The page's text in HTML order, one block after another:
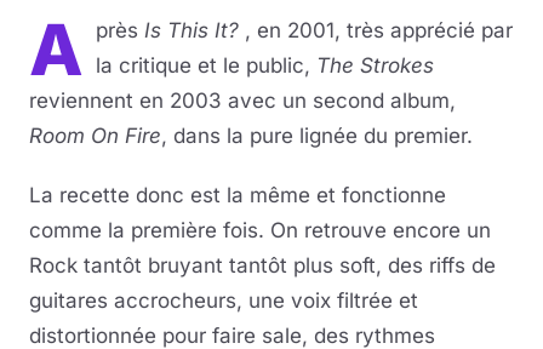
A près Is This It? , en 2001, très apprécié par
la critique et le public, The Strokes
reviennent en 2003 avec un second album,
Room On Fire, dans la pure lignée du premier.
La recette donc est la même et fonctionne
comme la première fois. On retrouve encore un
Rock tantôt bruyant tantôt plus soft, des riffs de
guitares accrocheurs, une voix filtrée et
distortionnée pour faire sale, des rythmes